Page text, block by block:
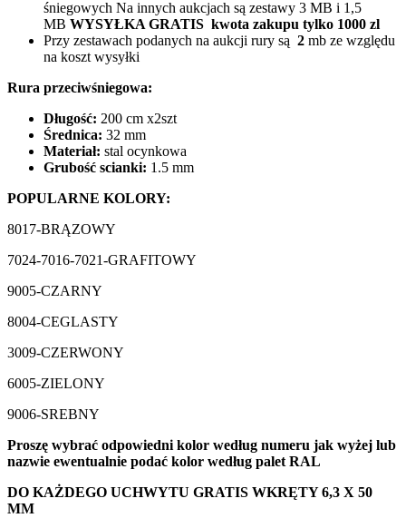
śniegowych Na innych aukcjach są zestawy 3 MB i 1,5
MB WYSYŁKA GRATIS kwota zakupu tylko 1000 zl
Przy zestawach podanych na aukcji rury są 2 mb ze względu
na koszt wysyłki
Rura przeciwśniegowa:
Długość: 200 cm x2szt
Średnica: 32 mm
Materiał: stal ocynkowa
Grubość scianki: 1.5 mm
POPULARNE KOLORY:
8017-BRĄZOWY
7024-7016-7021-GRAFITOWY
9005-CZARNY
8004-CEGLASTY
3009-CZERWONY
6005-ZIELONY
9006-SREBNY
Proszę wybrać odpowiedni kolor według numeru jak wyżej lub
nazwie ewentualnie podać kolor według palet RAL
DO KAŻDEGO UCHWYTU GRATIS WKRĘTY 6,3 X 50
MM